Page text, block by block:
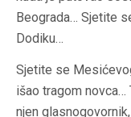
Beograda… Sjetite
Dodiku…
Sjetite se
išao tragom
njen